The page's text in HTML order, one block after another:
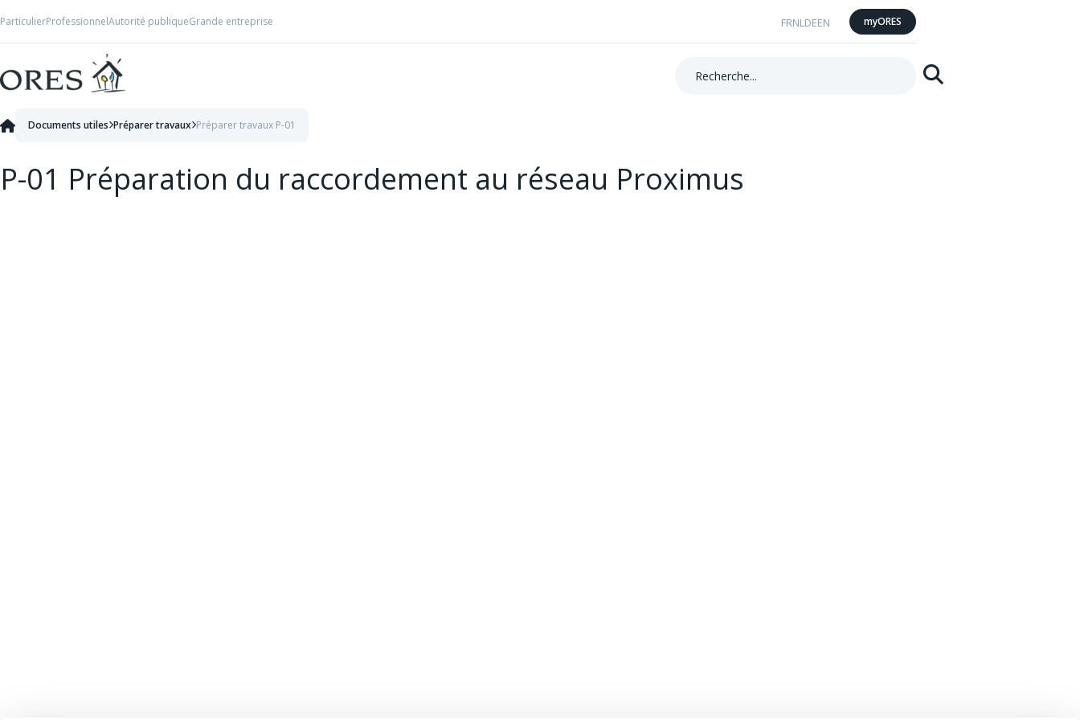
Rechercher
ParticulierProfessionnelAutorité publiqueGrande entreprise FRNL DEEN myORES
P-01 Préparation du raccordement au réseau Proximus
Documents utiles Préparer travaux Préparer travaux P-01